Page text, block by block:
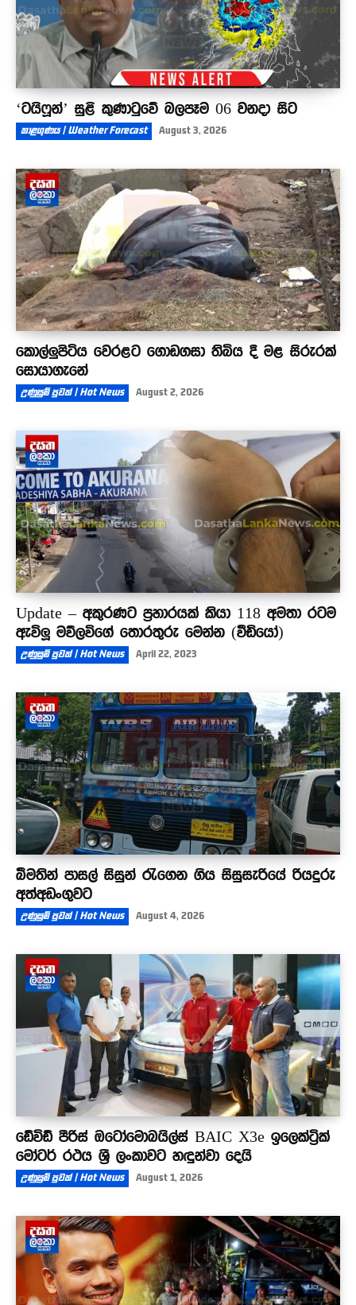
‘ටයිෆූන්’ සුළි කුණාටුවේ බලපෑම 06 වනදා සිට
කාළගුණය | Weather Forecast August 3, 2026
කොල්ලුපිටිය වෙරළට ගොඩගසා තිබිය දී මළ සිරුරක්
සොයාගැනේ
උණුසුම් පුවත් | Hot News August 2, 2026
Update – අකුරණට ප්‍රහාරයක් කියා 118 අමතා රටම
ඇවිලූ මව්ලවිගේ තොරතුරු මෙන්න (වීඩියෝ)
උණුසුම් පුවත් | Hot News April 22, 2023
බීමතින් පාසල් සිසුන් රැගෙන ගිය සිසුසැරියේ රියදුරු
අත්අඩංගුවට
උණුසුම් පුවත් | Hot News August 4, 2026
ඩේවිඩ් පීරිස් ඔටෝමොබයිල්ස් BAIC X3e ඉලෙක්ට්‍රික්
මෝටර් රථය ශ්‍රී ලංකාවට හඳුන්වා දෙයි
උණුසුම් පුවත් | Hot News August 1, 2026